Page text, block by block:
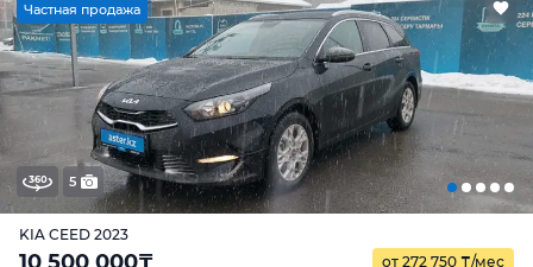
Частная продажа
5
KIA CEED 2023
10 500 000₸ от 272 750 ₸/мес